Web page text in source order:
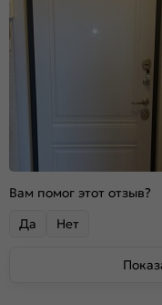
Вам помог этот отзыв?
Да
Нет